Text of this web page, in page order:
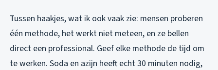
Tussen haakjes, wat ik ook vaak zie: mensen proberen
één methode, het werkt niet meteen, en ze bellen
direct een professional. Geef elke methode de tijd om
te werken. Soda en azijn heeft echt 30 minuten nodig,